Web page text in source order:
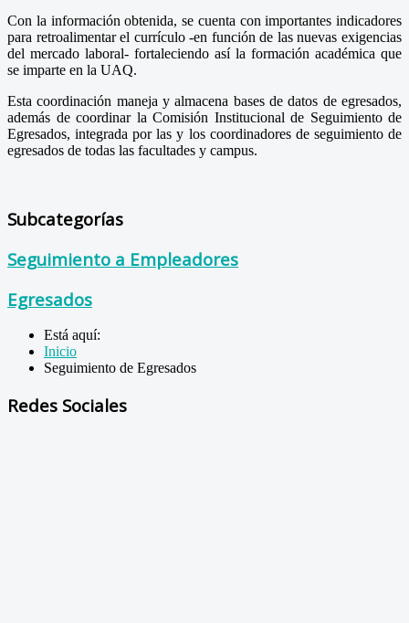
Con la información obtenida, se cuenta con importantes indicadores
para retroalimentar el currículo -en función de las nuevas exigencias
del mercado laboral- fortaleciendo así la formación académica que
se imparte en la UAQ.
Esta coordinación maneja y almacena bases de datos de egresados,
además de coordinar la Comisión Institucional de Seguimiento de
Egresados, integrada por las y los coordinadores de seguimiento de
egresados de todas las facultades y campus.
Subcategorías
Seguimiento a Empleadores
Egresados
Está aquí:
Inicio
Seguimiento de Egresados
Redes Sociales